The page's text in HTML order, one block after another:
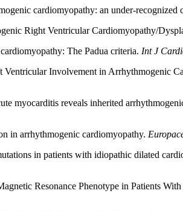
cardiomyopathy: an under-recognized
Right Ventricular Cardiomyopathy/
The Padua criteria. Int J
Involvement in Arrhythmogenic
myocarditis reveals inherited
in arrhythmogenic cardiomyopathy.
in patients with idiopathic dilated
Resonance Phenotype in Patients